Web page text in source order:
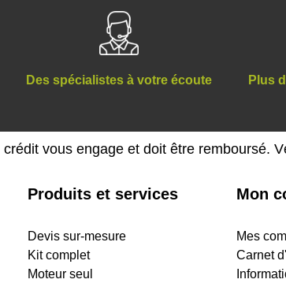
Des spécialistes à votre écoute Plus
crédit vous engage et doit être remboursé.
Produits et services
Devis sur-mesure
Kit complet
Moteur seul
Mon
Mes
Carnet